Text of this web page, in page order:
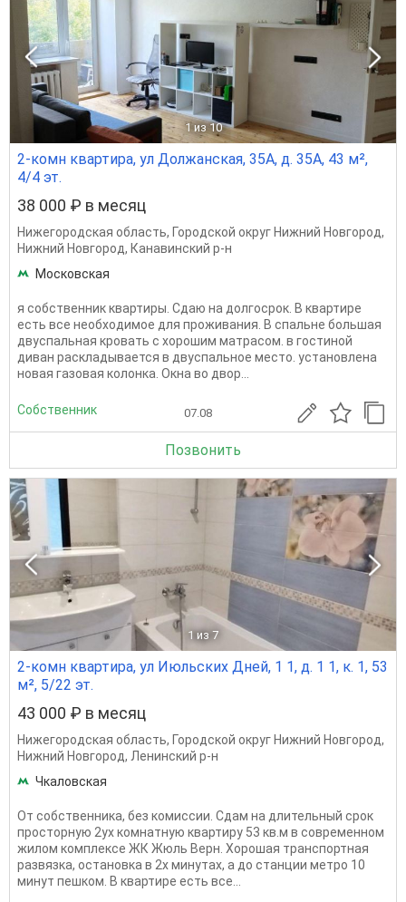
1 из 10
2-комн квартира, ул Должанская, 35А, д. 35А, 43 м²,
4/4 эт.
38 000 ₽ в месяц
Нижегородская область, Городской округ Нижний Новгород,
Нижний Новгород, Канавинский р-н
Московская
я собственник квартиры. Сдаю на долгосрок. В квартире
есть все необходимое для проживания. В спальне большая
двуспальная кровать с хорошим матрасом. в гостиной
диван раскладывается в двуспальное место. установлена
новая газовая колонка. Окна во двор...
Собственник 07.08
Позвонить
1 из 7
2-комн квартира, ул Июльских Дней, 1 1, д. 1 1, к. 1, 53
м², 5/22 эт.
43 000 ₽ в месяц
Нижегородская область, Городской округ Нижний Новгород,
Нижний Новгород, Ленинский р-н
Чкаловская
От собственника, без комиссии. Сдам на длительный срок
просторную 2ух комнатную квартиру 53 кв.м в современном
жилом комплексе ЖК Жюль Верн. Хорошая транспортная
развязка, остановка в 2х минутах, а до станции метро 10
минут пешком. В квартире есть все...